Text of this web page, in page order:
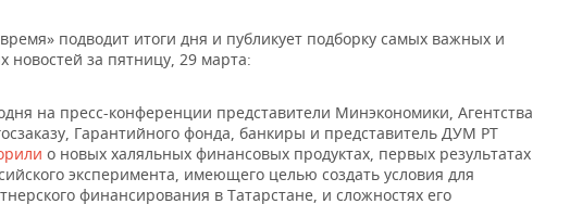
подводит итоги дня и публикует подборку самых важных и
новостей за пятницу, 29 марта:
на пресс-конференции представители Минэкономики, Агентства
Гарантийного фонда, банкиры и представитель ДУМ РТ
о новых халяльных финансовых продуктах, первых результатах
эксперимента, имеющего целью создать условия для
финансирования в Татарстане, и сложностях его